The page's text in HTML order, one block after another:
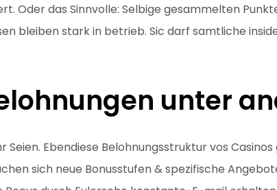
Oder das Sinnvolle: Selbige gesammelten
bleiben stark in betrieb. Sic darf samtliche
unter
Seien. Ebendiese Belohnungsstruktur vos
sich neue Bonusstufen & spezifische